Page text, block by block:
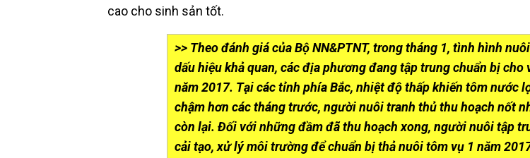
cao cho sinh sản tốt.
>> Theo đánh giá của Bộ NN&PTNT, trong tháng 1, tình hình
dấu hiệu khả quan, các địa phương đang tập trung chuẩn bị cho
năm 2017. Tại các tỉnh phía Bắc, nhiệt độ thấp khiến tôm nước
chậm hơn các tháng trước, người nuôi tranh thủ thu hoạch nốt
còn lại. Đối với những đầm đã thu hoạch xong, người nuôi tập
cải tạo, xử lý môi trường để chuẩn bị thả nuôi tôm vụ 1 năm